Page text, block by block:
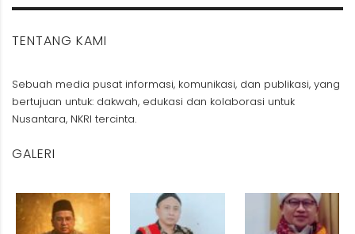
TENTANG KAMI
Sebuah media pusat informasi, komunikasi, dan publikasi, yang
bertujuan untuk: dakwah, edukasi dan kolaborasi untuk
Nusantara, NKRI tercinta.
GALERI